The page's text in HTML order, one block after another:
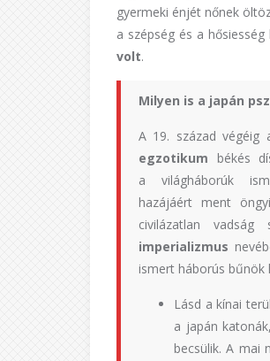
gyermeki énjét nőnek
a szépség és a
volt.
Milyen is a japán
A 19. század végéig
egzotikum békés
a világháborúk
hazájáért ment
civilázatlan
imperializmus
ismert háborús bűnök
Lásd a kínai
a japán
becsülik. A mai